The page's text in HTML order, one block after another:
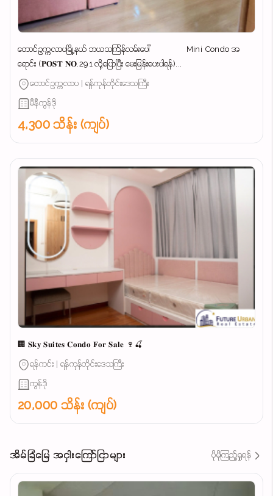
တောင်ဥက္ကလာပမြို့နယ် ဘယသင်္ကြန်လမ်းပေါ် Mini Condo အ
ရောင်း (𝐏𝐎𝐒𝐓 𝐍𝐎.291 လို့ပြောပြီး မေးမြန်းပေးပါရန်)...
တောင်ဥက္ကလာပ | ရန်ကုန်တိုင်းဒေသကြီး
မီနီကွန်ဒို
4,300 သိန်း (ကျပ်)
🏢 𝐒𝐤𝐲 𝐒𝐮𝐢𝐭𝐞𝐬 𝐂𝐨𝐧𝐝𝐨 𝐅𝐨𝐫 𝐒𝐚𝐥𝐞 🍷🍒
ရန်ကင်း | ရန်ကုန်တိုင်းဒေသကြီး
ကွန်ဒို
20,000 သိန်း (ကျပ်)
အိမ်ခြံမြေ အငှါးကြော်ငြာများ ပိုမိုကြည့်ရှုရန်